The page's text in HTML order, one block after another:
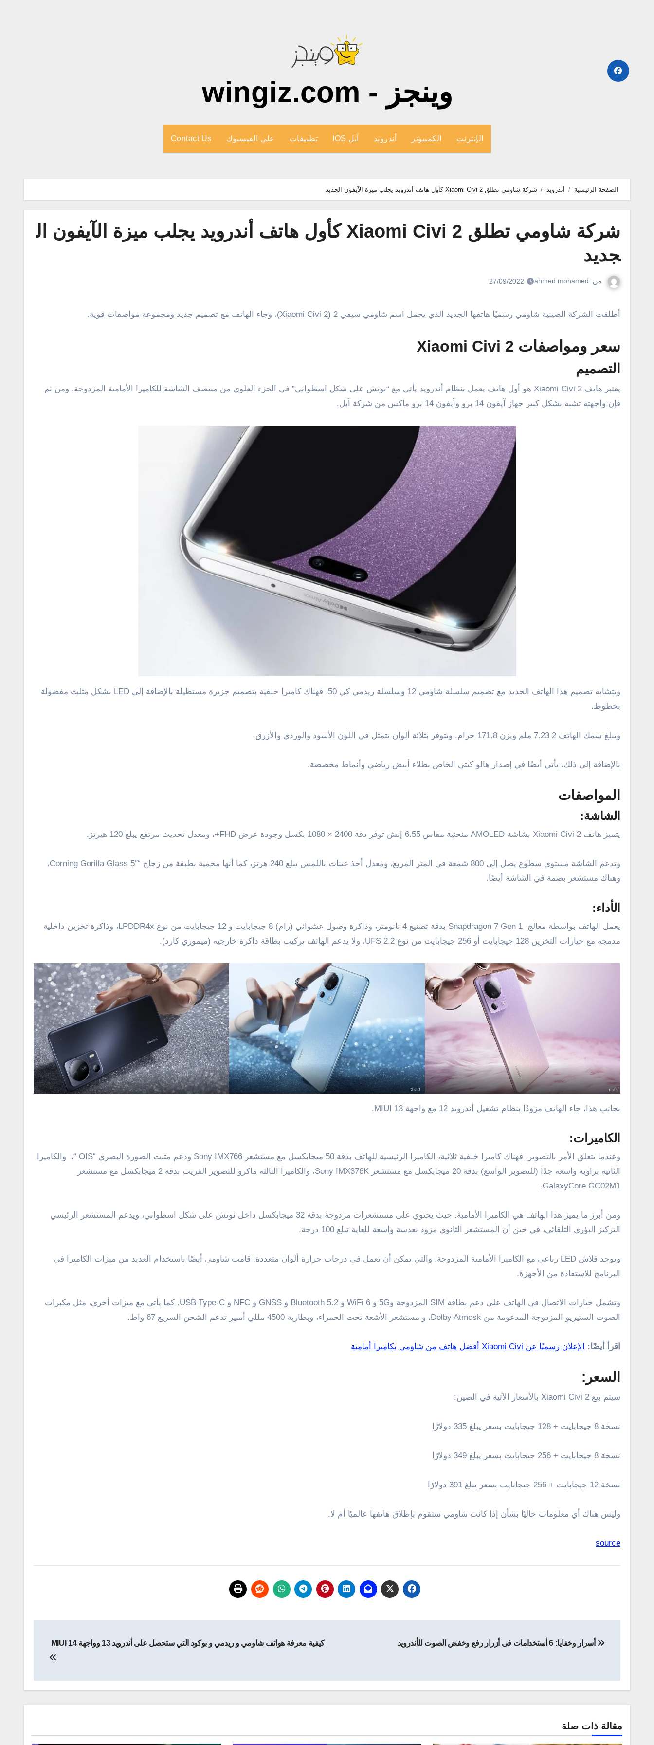
وينجز - wingiz.com
الإنترنت الكمبيوتر أندرويد آبل IOS تطبيقات علي الفيسبوك Contact Us
الصفحة الرئيسية أندرويد شركة شاومي تطلق Xiaomi Civi 2 كأول هاتف أندرويد يجلب ميزة الآيفون الجديد
شركة شاومي تطلق Xiaomi Civi 2 كأول هاتف أندرويد يجلب ميزة الآيفون ال
جديد
من ahmed mohamed
27/09/2022
أطلقت الشركة الصينية شاومي رسميًا هاتفها الجديد الذي يحمل اسم شاومي سيفي 2 (Xiaomi Civi 2)، وجاء الهاتف مع تصميم جديد ومجموعة مواصفات قوية.
سعر ومواصفات Xiaomi Civi 2
التصميم
يعتبر هاتف Xiaomi Civi 2 هو أول هاتف يعمل بنظام أندرويد يأتي مع “نوتش على شكل اسطواني” في الجزء العلوي من منتصف الشاشة للكاميرا الأمامية المزدوجة. ومن ثم
فإن واجهته تشبه بشكل كبير جهاز آيفون 14 برو وآيفون 14 برو ماكس من شركة آبل.
ويتشابه تصميم هذا الهاتف الجديد مع تصميم سلسلة شاومي 12 وسلسلة ريدمي كي 50، فهناك كاميرا خلفية بتصميم جزيرة مستطيلة بالإضافة إلى LED بشكل مثلث مفصولة
بخطوط.
ويبلغ سمك الهاتف 2 7.23 ملم ويزن 171.8 جرام. ويتوفر بثلاثة ألوان تتمثل في اللون الأسود والوردي والأزرق.
بالإضافة إلى ذلك، يأتي أيضًا في إصدار هالو كيتي الخاص بطلاء أبيض رياضي وأنماط مخصصة.
المواصفات
الشاشة:
يتميز هاتف Xiaomi Civi 2 بشاشة AMOLED منحنية مقاس 6.55 إنش توفر دقة 2400 × 1080 بكسل وجودة عرض FHD+، ومعدل تحديث مرتفع يبلغ 120 هيرتز.
وتدعم الشاشة مستوى سطوع يصل إلى 800 شمعة في المتر المربع، ومعدل أخذ عينات باللمس يبلغ 240 هرتز، كما أنها محمية بطبقة من زجاج “Corning Gorilla Glass 5″،
وهناك مستشعر بصمة في الشاشة أيضًا.
الأداء:
يعمل الهاتف بواسطة معالج Snapdragon 7 Gen 1 بدقة تصنيع 4 نانومتر، وذاكرة وصول عشوائي (رام) 8 جيجابايت و 12 جيجابايت من نوع LPDDR4x، وذاكرة تخزين داخلية
مدمجة مع خيارات التخزين 128 جيجابايت أو 256 جيجابايت من نوع UFS 2.2، ولا يدعم الهاتف تركيب بطاقة ذاكرة خارجية (ميموري كارد).
بجانب هذا، جاء الهاتف مزودًا بنظام تشغيل أندرويد 12 مع واجهة MIUI 13.
الكاميرات:
وعندما يتعلق الأمر بالتصوير، فهناك كاميرا خلفية ثلاثية، الكاميرا الرئيسية للهاتف بدقة 50 ميجابكسل مع مستشعر Sony IMX766 ودعم مثبت الصورة البصري “OIS “، والكاميرا
الثانية بزاوية واسعة جدًا (للتصوير الواسع) بدقة 20 ميجابكسل مع مستشعر Sony IMX376K، والكاميرا الثالثة ماكرو للتصوير القريب بدقة 2 ميجابكسل مع مستشعر
GalaxyCore GC02M1.
ومن أبرز ما يميز هذا الهاتف هي الكاميرا الأمامية. حيث يحتوي على مستشعرات مزدوجة بدقة 32 ميجابكسل داخل نوتش على شكل اسطواني، ويدعم المستشعر الرئيسي
التركيز البؤري التلقائي، في حين أن المستشعر الثانوي مزود بعدسة واسعة للغاية تبلغ 100 درجة.
ويوجد فلاش LED رباعي مع الكاميرا الأمامية المزدوجة، والتي يمكن أن تعمل في درجات حرارة ألوان متعددة. قامت شاومي أيضًا باستخدام العديد من ميزات الكاميرا في
البرنامج للاستفادة من الأجهزة.
وتشمل خيارات الاتصال في الهاتف على دعم بطاقة SIM المزدوجة و5G و WiFi 6 و Bluetooth 5.2 و GNSS و NFC و USB Type-C. كما يأتي مع ميزات أخرى، مثل مكبرات
الصوت الستيريو المزدوجة المدعومة من Dolby Atmosk، و مستشعر الأشعة تحت الحمراء، وبطارية 4500 مللي أمبير تدعم الشحن السريع 67 واط.
اقرأ أيضًا: الإعلان رسميًا عن Xiaomi Civi أفضل هاتف من شاومي بكاميرا أمامية
السعر:
سيتم بيع Xiaomi Civi 2 بالأسعار الآتية في الصين:
نسخة 8 جيجابايت + 128 جيجابايت بسعر يبلغ 335 دولارًا
نسخة 8 جيجابايت + 256 جيجابايت بسعر يبلغ 349 دولارًا
نسخة 12 جيجابايت + 256 جيجابايت بسعر يبلغ 391 دولارًا
وليس هناك أي معلومات حاليًا بشأن إذا كانت شاومي ستقوم بإطلاق هاتفها عالميًا أم لا.
source
المقالات
أسرار وخفايا: 6 أستخدامات فى أزرار رفع وخفض الصوت للأندرويد كيفية معرفة هواتف شاومي و ريدمي و بوكود التي ستحصل على أندرويد 13 وواجهة MIUI 14
مقالة ذات صلة